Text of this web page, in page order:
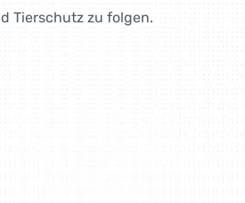
Tierschutz zu folgen.